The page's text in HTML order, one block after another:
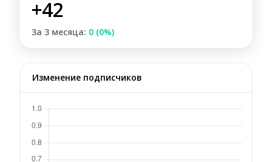
+42
За 3 месяца: 0 (0%)
Изменение подписчиков